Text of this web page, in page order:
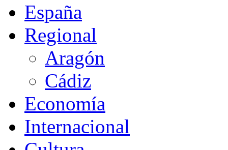
España
Regional
Aragón
Cádiz
Economía
Internacional